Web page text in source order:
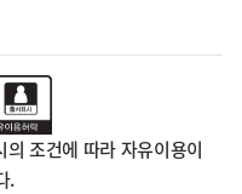
조건에 따라 자유이용이
.